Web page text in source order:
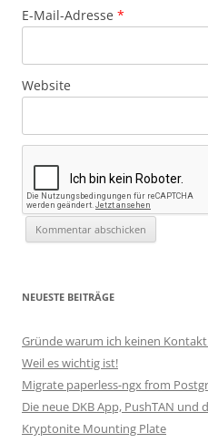
E-Mail-Adresse *
Website
NEUESTE BEITRÄGE
Gründe warum ich keinen
Weil es wichtig ist!
Migrate paperless-ngx from
Die neue DKB App, PushTAN und
Kryptonite Mounting Plate